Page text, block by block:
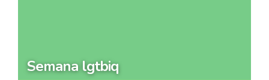
semana lgtbiq